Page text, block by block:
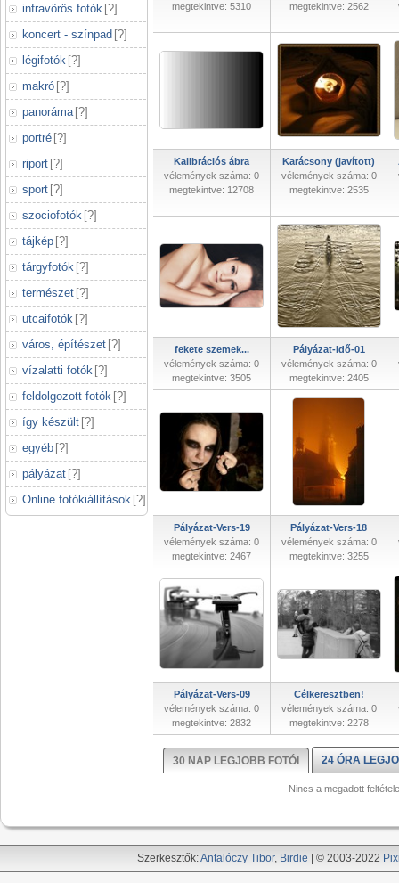
infravörös fotók [?]
koncert - színpad [?]
légifotók [?]
makró [?]
panoráma [?]
portré [?]
riport [?]
sport [?]
szociofotók [?]
tájkép [?]
tárgyfotók [?]
természet [?]
utcaifotók [?]
város, építészet [?]
vízalatti fotók [?]
feldolgozott fotók [?]
így készült [?]
egyéb [?]
pályázat [?]
Online fotókiállítások [?]
megtekintve: 5310
megtekintve: 2562
Kalibrációs ábra
vélemények száma: 0
megtekintve: 12708
Karácsony (javított)
vélemények száma: 0
megtekintve: 2535
fekete szemek...
vélemények száma: 0
megtekintve: 3505
Pályázat-Idő-01
vélemények száma: 0
megtekintve: 2405
Pályázat-Vers-19
vélemények száma: 0
megtekintve: 2467
Pályázat-Vers-18
vélemények száma: 0
megtekintve: 3255
Pályázat-Vers-09
vélemények száma: 0
megtekintve: 2832
Célkeresztben!
vélemények száma: 0
megtekintve: 2278
30 NAP LEGJOBB FOTÓI 24 ÓRA
Nincs a megadott
Szerkesztők:Antalóczy Tibor, Birdie | © 2003-2022